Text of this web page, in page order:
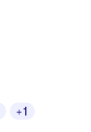
+1